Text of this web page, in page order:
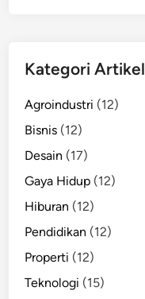
Kategori Artikel
Agroindustri (12)
Bisnis (12)
Desain (17)
Gaya Hidup (12)
Hiburan (12)
Pendidikan (12)
Properti (12)
Teknologi (15)